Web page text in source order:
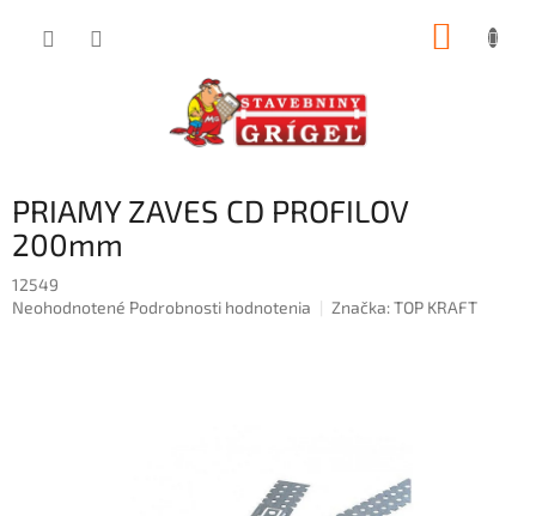
PRIAMY ZAVES CD PROFILOV
200mm
12549
Priemerné
Neohodnotené Podrobnosti hodnotenia Značka:TOP KRAFT